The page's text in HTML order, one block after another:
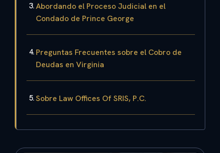
Abordando el Proceso Judicial en el
Condado de Prince George
Preguntas Frecuentes sobre el Cobro de
Deudas en Virginia
Sobre Law Offices Of SRIS, P.C.